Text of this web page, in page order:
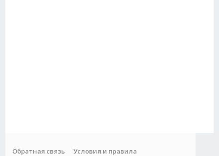
Обратная связь
Условия и правила